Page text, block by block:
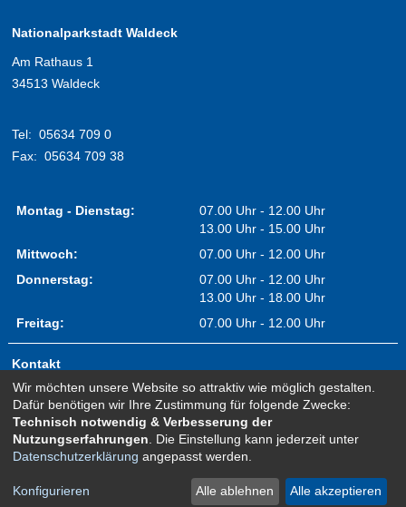
Nationalparkstadt Waldeck
Am Rathaus 1
34513 Waldeck
Tel: 05634 709 0
Fax: 05634 709 38
Montag - Dienstag:
07.00 Uhr - 12.00 Uhr
13.00 Uhr - 15.00 Uhr
Mittwoch:
07.00 Uhr - 12.00 Uhr
Donnerstag:
07.00 Uhr - 12.00 Uhr
13.00 Uhr - 18.00 Uhr
Freitag:
07.00 Uhr - 12.00 Uhr
Kontakt
Impressum
Erklärung zur Barrierefreiheit
Sitemap
Newsletter Anmeldung
Datenschutz
Wir möchten unsere Website so attraktiv wie möglich gestalten.
Dafür benötigen wir Ihre Zustimmung für folgende Zwecke:
Technisch notwendig & Verbesserung der
Nutzungserfahrungen . Die Einstellung kann jederzeit unter
Datenschutzerklärung angepasst werden.
Konfigurieren Alle ablehnen Alle akzeptieren